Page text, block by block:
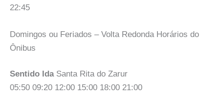
22:45
Domingos ou Feriados – Volta Redonda Horários do
Ônibus
Sentido IdaSanta Rita do Zarur
05:50 09:20 12:00 15:00 18:00 21:00